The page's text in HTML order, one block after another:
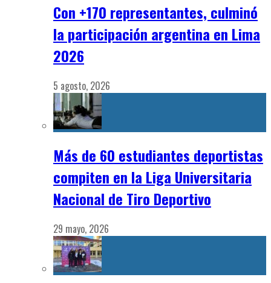
Con +170 representantes, culminó
la participación argentina en Lima
2026
5 agosto, 2026
Más de 60 estudiantes deportistas
compiten en la Liga Universitaria
Nacional de Tiro Deportivo
29 mayo, 2026